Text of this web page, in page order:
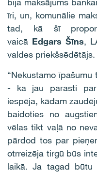
īri, un, komunālie
tad, kā šī
vaicā Edgars Šīns,
valdes priekšsēdētājs.
“Nekustamo
- kā jau parasti
iespēja, kādam
baidoties no
vēlas tikt vaļā no
pārdod tos par
otrreizēja tirgū būs
laikā. Ja tagad būtu